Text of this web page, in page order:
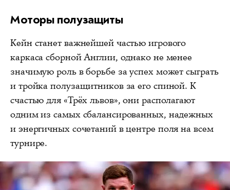
Моторы полузащиты
Кейн станет важнейшей частью игрового
каркаса сборной Англии, однако не менее
значимую роль в борьбе за успех может сыграть
и тройка полузащитников за его спиной. К
счастью для «Трёх львов», они располагают
одним из самых сбалансированных, надежных
и энергичных сочетаний в центре поля на всем
турнире.